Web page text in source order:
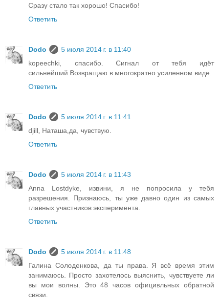
Сразу стало так хорошо! Спасибо!
Ответить
Dodo
5 июля 2014 г. в 11:40
kopeechki, спасибо. Сигнал от тебя идёт
сильнейший.Возвращаю в многократно усиленном виде.
Ответить
Dodo
5 июля 2014 г. в 11:41
djill, Наташа,да, чувствую.
Ответить
Dodo
5 июля 2014 г. в 11:43
Anna Lostdyke, извини, я не попросила у тебя
разрешения. Признаюсь, ты уже давно один из самых
главных участников эксперимента.
Ответить
Dodo
5 июля 2014 г. в 11:48
Галина Солоденкова, да ты права. Я всё время этим
занимаюсь. Просто захотелось выяснить, чувствуете ли
вы мои волны. Это 48 часов официвльных обратной
связи.